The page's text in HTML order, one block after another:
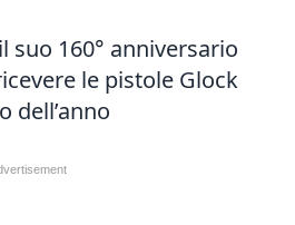
suo 160° anniversario
le pistole Glock
dell’anno